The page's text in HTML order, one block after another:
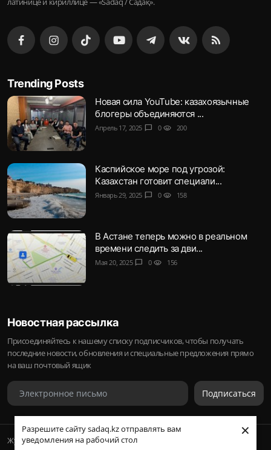
Разрешите сайту sadaq.kz отправлять вам
уведомления на рабочий стол
×
Trending Posts
Новая сила YouTube: казахоязычные
блогеры объединяются ...
Апрель 17, 2025 chat_bubble 0 visibility 200
Каспийское море под угрозой:
Казахстан готовит специали...
Январь 29, 2025 chat_bubble 0 visibility 158
В Астане теперь можно в реальном
времени следить за дви...
Мая 20, 2025 chat_bubble 0 visibility 156
Новостная рассылка
Присоединяйтесь к нашему списку подписчиков, чтобы получать
последние новости, обновления и специальные предложения прямо
на ваш почтовый ящик
Подписаться
Журнал Sadaq © 2023-2024 Inc.